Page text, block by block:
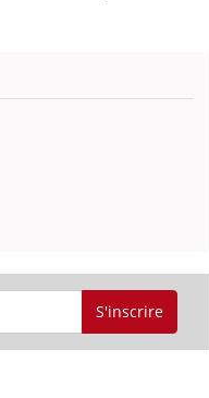
S'inscrire